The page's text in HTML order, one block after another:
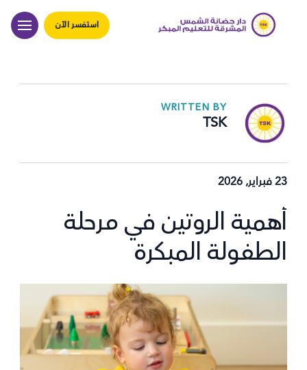
استفسر الآن
WRITTEN BY
TSK
23 فبراير, 2026
أهمية الروتين في مرحلة
الطفولة المبكرة